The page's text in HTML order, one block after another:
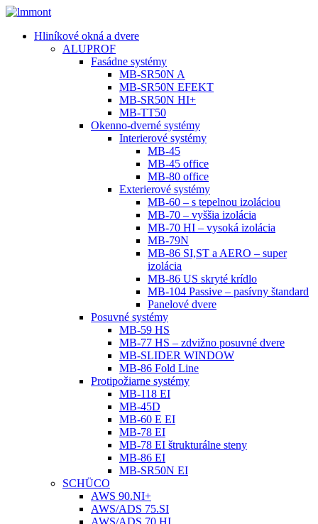
Hliníkové okná a dvere
ALUPROF
Fasádne systémy
MB-SR50N A
MB-SR50N EFEKT
MB-SR50N HI+
MB-TT50
Okenno-dverné systémy
Interierové systémy
MB-45
MB-45 office
MB-80 office
Exterierové systémy
MB-60 – s tepelnou izoláciou
MB-70 – vyššia izolácia
MB-70 HI – vysoká izolácia
MB-79N
MB-86 SI,ST a AERO – super
izolácia
MB-86 US skryté krídlo
MB-104 Passive – pasívny štandard
Panelové dvere
Posuvné systémy
MB-59 HS
MB-77 HS – zdvižno posuvné dvere
MB-SLIDER WINDOW
MB-86 Fold Line
Protipožiarne systémy
MB-118 EI
MB-45D
MB-60 E EI
MB-78 EI
MB-78 EI štrukturálne steny
MB-86 EI
MB-SR50N EI
SCHÜCO
AWS 90.NI+
AWS/ADS 75.SI
AWS/ADS 70.HI